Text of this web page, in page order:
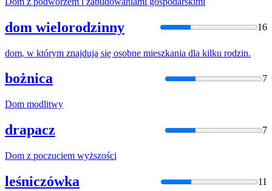
dom wielorodzinny 16
dom, w którym znajdują się osobne mieszkania dla kilku rodzin.
bożnica 7
Dom modlitwy
drapacz 7
Dom z poczuciem wyższości
leśniczówka 11